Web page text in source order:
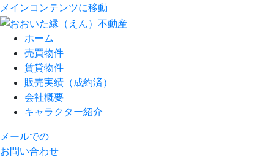
メインコンテンツに移動
ホーム
売買物件
賃貸物件
販売実績（成約済）
会社概要
キャラクター紹介
メールでの
お問い合わせ